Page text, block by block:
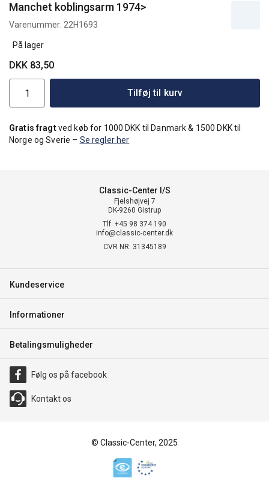
Manchet koblingsarm 1974>
Varenummer: 22H1693
På lager
DKK 83,50
Tilføj til kurv
Gratis fragtved køb for 1000 DKK til Danmark & 1500 DKK til
Norge og Sverie – Se regler her
Classic-Center I/S
Fjelshøjvej 7
DK-9260 Gistrup
Tlf. +45 98 374 190
info@classic-center.dk
CVR NR. 31345189
Kundeservice
Informationer
Betalingsmuligheder
Følg os på facebook
Kontakt os
© Classic-Center, 2025